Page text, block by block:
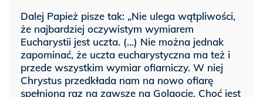
Dalej Papież pisze tak: „Nie ulega wątpliwości,
że najbardziej oczywistym wymiarem
Eucharystii jest uczta. (…) Nie można jednak
zapominać, że uczta eucharystyczna ma też i
przede wszystkim wymiar ofiarniczy. W niej
Chrystus przedkłada nam na nowo ofiarę
spełnioną raz na zawsze na Golgocie. Choć jest